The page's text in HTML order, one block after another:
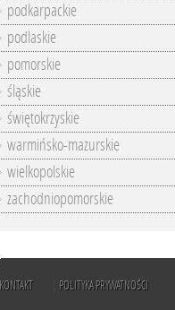
podkarpackie
podlaskie
pomorskie
śląskie
świętokrzyskie
warmińsko-mazurskie
wielkopolskie
zachodniopomorskie
KONTAKT
POLITYKA PRYWATNOŚCI